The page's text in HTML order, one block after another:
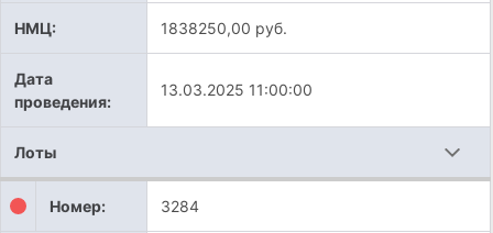
НМЦ: 1838250,00 руб.
Дата
проведения:
13.03.2025 11:00:00
Лоты
Номер: 3284